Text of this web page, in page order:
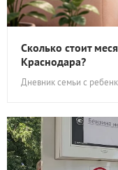
Сколько стоит
Краснодара?
Дневник семьи с